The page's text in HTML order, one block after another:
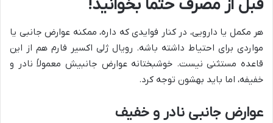
قبل از مصرف حتماً بخوانید!
هر مکمل یا دارویی، در کنار فوایدی که داره، ممکنه عوارض جانبی یا
مواردی برای احتیاط داشته باشه. رویال ژلی اکسیر فارم هم از این
قاعده مستثنی نیست. خوشبختانه عوارض جانبیش معمولاً نادر و
خفیفه، اما باید بهشون توجه کرد.
عوارض جانبی نادر و خفیف